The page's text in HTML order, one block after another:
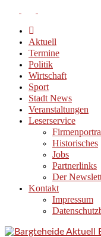
Aktuell
Termine
Politik
Wirtschaft
Sport
Stadt News
Veranstaltungen
Leserservice
Historisches
Jobs
Partnerlinks
Der
Kontakt
Impressum